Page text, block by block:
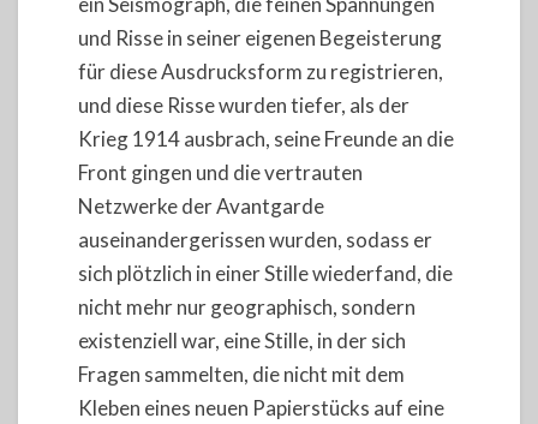
und Risse in seiner eigenen Begeisterung
für diese Ausdrucksform zu registrieren,
und diese Risse wurden tiefer, als der
Krieg 1914 ausbrach, seine Freunde an die
Front gingen und die vertrauten
Netzwerke der Avantgarde
auseinandergerissen wurden, sodass er
sich plötzlich in einer Stille wiederfand, die
nicht mehr nur geographisch, sondern
existenziell war, eine Stille, in der sich
Fragen sammelten, die nicht mit dem
Kleben eines neuen Papierstücks auf eine